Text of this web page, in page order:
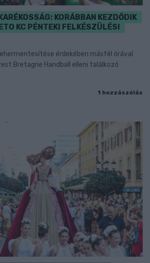
KORÁBBAN KEZDŐDIK
KC PÉNTEKI FELKÉSZÜLÉSI
érdekében másfél órával
Bretagne Handball elleni találkozó
1 hozzászólás